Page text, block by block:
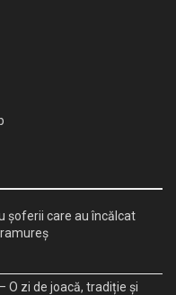
șoferii care au încălcat
O zi de joacă, tradiție și